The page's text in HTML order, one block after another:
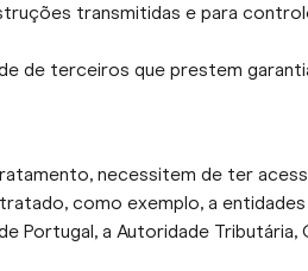
transmitidas e para
de terceiros que prestem
necessitem de ter
como exemplo, a
Portugal, a Autoridade Tributária,